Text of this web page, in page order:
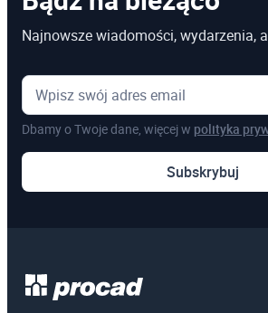
Najnowsze wiadomości, wydarzenia,
Dbamy o Twoje dane, więcej w polityka
Subskrybuj